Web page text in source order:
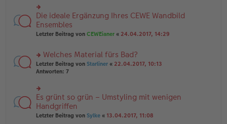
tr
a
g
e
n
er
B
ei
a
g
u
n
g
el
es
er
B
ei
a
g
rs
te
r
u
g
el
es
e
er
B
ei
tr
Die ideale Ergänzung Ihres CEWE Wandbild
Ensembles
Letzter Beitrag von CEWEianer « 24.04.2017, 14:29
rs
te
u
n
g
el
es
Welches Material fürs Bad?
Letzter Beitrag von Starliner « 22.04.2017, 10:13
Antworten: 7
rs
te
r
u
Es grünt so grün – Umstyling mit wenigen
Handgriffen
Letzter Beitrag von Sylke « 13.04.2017, 11:08